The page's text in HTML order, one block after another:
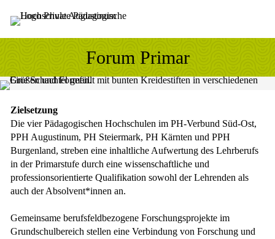
Sprung zum Hauptinhalt
Sprung zur Fusszeile
Forum Primar
Zielsetzung
Die vier Pädagogischen Hochschulen im PH-Verbund Süd-Ost,
PPH Augustinum, PH Steiermark, PH Kärnten und PPH
Burgenland, streben eine inhaltliche Aufwertung des Lehrberufs
in der Primarstufe durch eine wissenschaftliche und
professionsorientierte Qualifikation sowohl der Lehrenden als
auch der Absolvent*innen an.
Gemeinsame berufsfeldbezogene Forschungsprojekte im
Grundschulbereich stellen eine Verbindung von Forschung und